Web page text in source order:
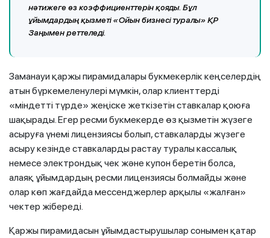
нәтижеге өз коэффициенттерін қояды. Бұл
ұйымдардың қызметі «Ойын бизнесі туралы» ҚР
Заңымен реттеледі.
Заманауи қаржы пирамидалары букмекерлік кеңселердің
атын бүркемеленулері мүмкін, олар клиенттерді
«міндетті түрде» жеңіске жеткізетін ставкалар қоюға
шақырады. Егер ресми букмекерде өз қызметін жүзеге
асыруға үнемі лицензиясы болып, ставкаларды жүзеге
асыру кезінде ставкаларды растау туралы кассалық
немесе электрондық чек және купон беретін болса,
алаяқ ұйымдардың ресми лицензиясы болмайды және
олар көп жағдайда мессенджерлер арқылы «жалған»
чектер жібереді.
Қаржы пирамидасын ұйымдастырушылар сонымен қатар